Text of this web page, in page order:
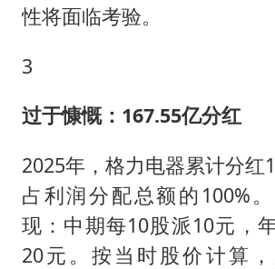
性将面临考验。
3
过于慷慨：167.55亿分红
2025年，格力电器累计分红
占利润分配总额的100%
现：中期每10股派10元，
20元。按当时股价计算